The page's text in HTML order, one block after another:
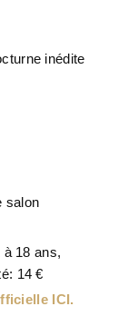
inédite
salon
18 ans,
14 €
ICI.